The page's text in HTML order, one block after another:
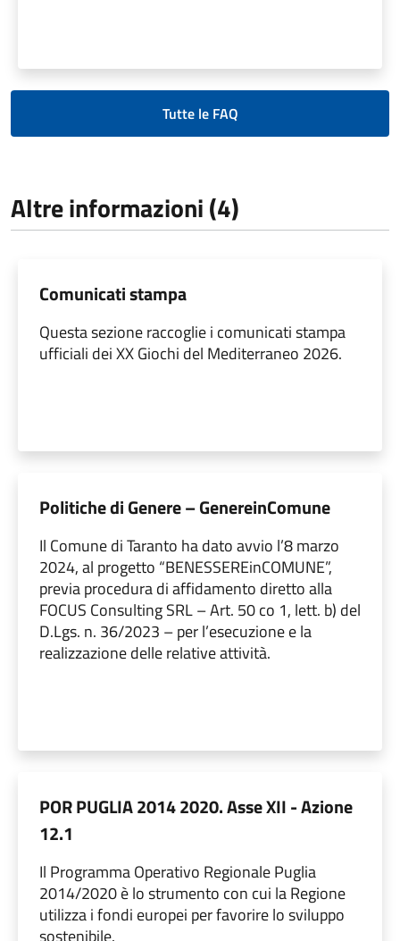
Tutte le FAQ
Altre informazioni (4)
Comunicati stampa
Questa sezione raccoglie i comunicati stampa
ufficiali dei XX Giochi del Mediterraneo 2026.
Politiche di Genere – GenereinComune
Il Comune di Taranto ha dato avvio l’8 marzo
2024, al progetto “BENESSEREinCOMUNE”,
previa procedura di affidamento diretto alla
FOCUS Consulting SRL – Art. 50 co 1, lett. b) del
D.Lgs. n. 36/2023 – per l’esecuzione e la
realizzazione delle relative attività.
POR PUGLIA 2014 2020. Asse XII - Azione
12.1
Il Programma Operativo Regionale Puglia
2014/2020 è lo strumento con cui la Regione
utilizza i fondi europei per favorire lo sviluppo
sostenibile.